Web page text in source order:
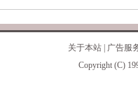
关于本站
广告服
Copyright (C)